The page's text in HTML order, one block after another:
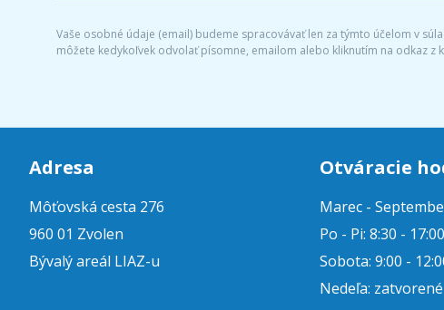
Vaše osobné údaje (email) budeme spracovávať len za týmto účelom v
môžete kedykoľvek odvolať písomne, emailom alebo kliknutím na odkaz z
Adresa
Môťovská cesta 276
960 01 Zvolen
Bývalý areál LIAZ-u
Otváracie
Marec -
Po - Pi: 8:30 - 17:00
Sobota: 9:00 -
Nedeľa: zatvorené